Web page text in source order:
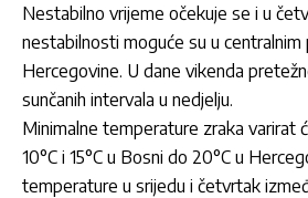
Nestabilno vrijeme očekuje se i u
nestabilnosti moguće su u centralnim
Hercegovine. U dane vikenda
sunčanih intervala u nedjelju.
Minimalne temperature zraka varirat
10°C i 15°C u Bosni do 20°C u
temperature u srijedu i četvrtak